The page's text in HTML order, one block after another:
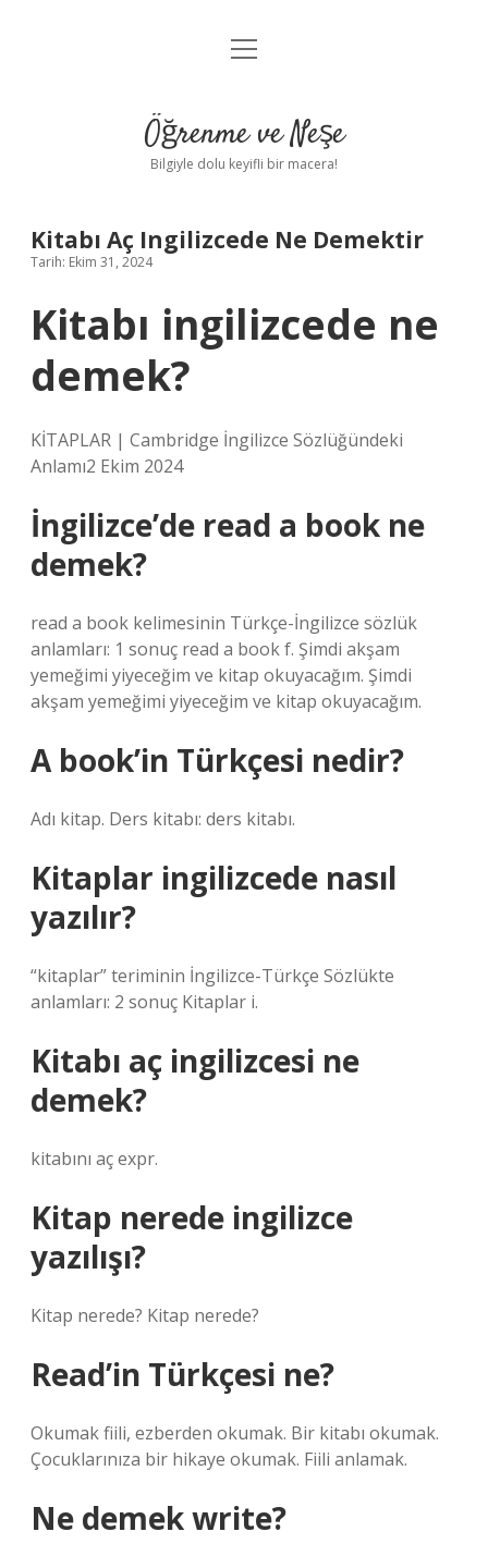
Anasayfa
Yasal Uyarı
menüyü
Öğrenme ve Neşe
Bilgiyle dolu keyifli bir macera!
Kitabı Aç Ingilizcede Ne Demektir
Tarih: Ekim 31, 2024
Kitabı ingilizcede ne
demek?
KİTAPLAR | Cambridge İngilizce Sözlüğündeki
Anlamı2 Ekim 2024
İngilizce’de read a book ne
demek?
read a book kelimesinin Türkçe-İngilizce sözlük
anlamları: 1 sonuç read a book f. Şimdi akşam
yemeğimi yiyeceğim ve kitap okuyacağım. Şimdi
akşam yemeğimi yiyeceğim ve kitap okuyacağım.
A book’in Türkçesi nedir?
Adı kitap. Ders kitabı: ders kitabı.
Kitaplar ingilizcede nasıl
yazılır?
“kitaplar” teriminin İngilizce-Türkçe Sözlükte
anlamları: 2 sonuç Kitaplar i.
Kitabı aç ingilizcesi ne
demek?
kitabını aç expr.
Kitap nerede ingilizce
yazılışı?
Kitap nerede? Kitap nerede?
Read’in Türkçesi ne?
Okumak fiili, ezberden okumak. Bir kitabı okumak.
Çocuklarınıza bir hikaye okumak. Fiili anlamak.
Ne demek write?